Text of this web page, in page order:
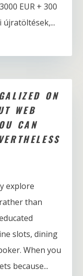
EUR + 300
ON
WEB
CAN
explore
than
slots, dining
When you
because...